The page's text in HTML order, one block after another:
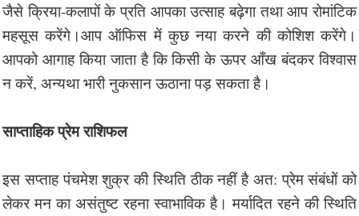
जैसे क्रिया-कलापों के प्रति आपका उत्साह बढ़ेगा तथा आप रोमांटिक
महसूस करेंगे।आप ऑफिस में कुछ नया करने की कोशिश करेंगे।
आपको आगाह किया जाता है कि किसी के ऊपर आँख बंदकर विश्वास
न करें, अन्यथा भारी नुकसान ऊठाना पड़ सकता है।
साप्ताहिक प्रेम राशिफल
इस सप्ताह पंचमेश शुक्र की स्थिति ठीक नहीं है अत: प्रेम संबंधों को
लेकर मन का असंतुष्ट रहना स्वाभाविक है। मर्यादित रहने की स्थिति